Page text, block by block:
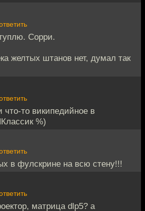
Сорри.
желтых штанов нет, думал так
то википедийное в
%)
в фулскрине на всю стену!!!
матрица dlp5? а